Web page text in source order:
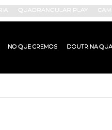
QUADRANGULAR PLAY
NO QUE CREMOS DOUTRINA